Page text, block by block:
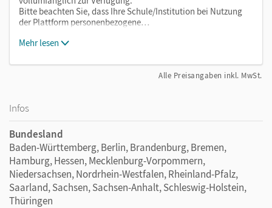
Bitte beachten Sie, dass Ihre Schule/Institution bei Nutzung
der Plattform personenbezogene…
Mehr lesen
Alle Preisangaben inkl. MwSt.
Infos
Bundesland
Baden-Württemberg, Berlin, Brandenburg, Bremen,
Hamburg, Hessen, Mecklenburg-Vorpommern,
Niedersachsen, Nordrhein-Westfalen, Rheinland-Pfalz,
Saarland, Sachsen, Sachsen-Anhalt, Schleswig-Holstein,
Thüringen